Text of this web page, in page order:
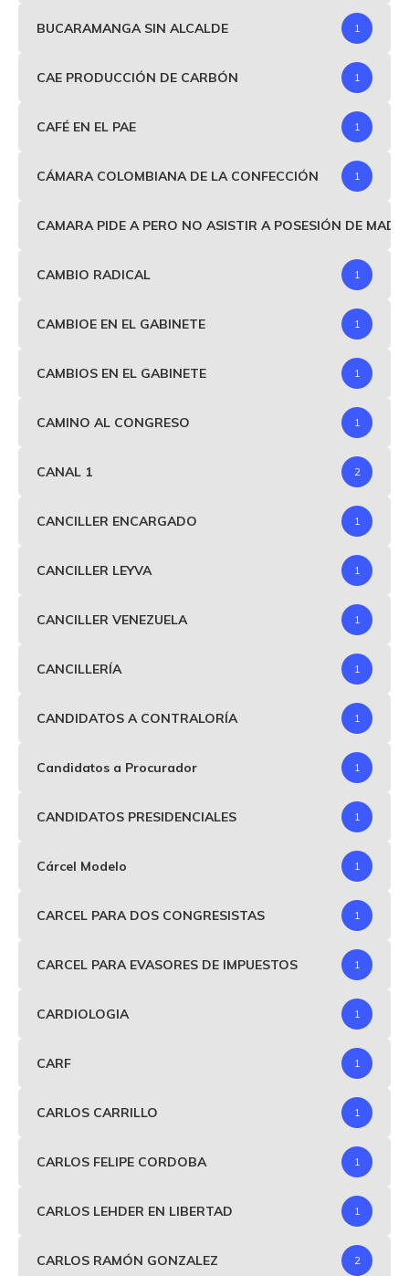
BUCARAMANGA SIN ALCALDE 1
CAE PRODUCCIÓN DE CARBÓN 1
CAFÉ EN EL PAE 1
CÁMARA COLOMBIANA DE LA CONFECCIÓN 1
CAMARA PIDE A PERO NO ASISTIR A POSESIÓN DE
CAMBIO RADICAL 1
CAMBIOE EN EL GABINETE 1
CAMBIOS EN EL GABINETE 1
CAMINO AL CONGRESO 1
CANAL 1 2
CANCILLER ENCARGADO 1
CANCILLER LEYVA 1
CANCILLER VENEZUELA 1
CANCILLERÍA 1
CANDIDATOS A CONTRALORÍA 1
Candidatos a Procurador 1
CANDIDATOS PRESIDENCIALES 1
Cárcel Modelo 1
CARCEL PARA DOS CONGRESISTAS 1
CARCEL PARA EVASORES DE IMPUESTOS 1
CARDIOLOGIA 1
CARF 1
CARLOS CARRILLO 1
CARLOS FELIPE CORDOBA 1
CARLOS LEHDER EN LIBERTAD 1
CARLOS RAMÓN GONZALEZ 2